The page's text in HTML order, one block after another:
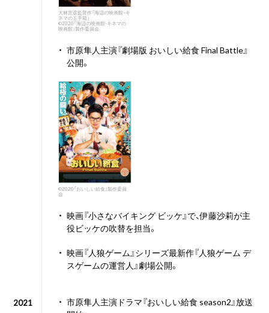
大林宣彦監督作「海辺の映画館–キ
ネマの玉手箱」
©️2020「海辺の映画館-キネマの
映画館」製作委員会
・ 市原隼人主演『劇場版 おいしい給食 Final Battle』
公開。
©2020「おいしい給食」製作委員
会
・ 映画『小さなバイキング ビッケ』で、伊藤沙莉が主
役ビッケの吹替を担当。
・ 映画『人狼ゲーム』シリーズ最新作『人狼ゲーム デ
スゲームの運営人』劇場公開。
2021 ・ 市原隼人主演ドラマ『おいしい給食 season2』放送